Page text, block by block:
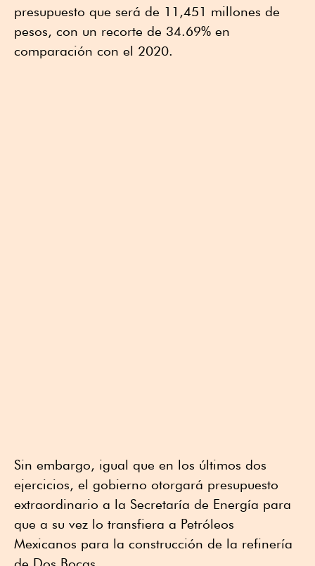
presupuesto que será de 11,451 millones de
pesos, con un recorte de 34.69% en
comparación con el 2020.
Sin embargo, igual que en los últimos dos
ejercicios, el gobierno otorgará presupuesto
extraordinario a la Secretaría de Energía para
que a su vez lo transfiera a Petróleos
Mexicanos para la construcción de la refinería